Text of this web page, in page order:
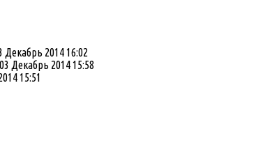
Декабрь 2014 16:02
Декабрь 2014 15:58
15:51